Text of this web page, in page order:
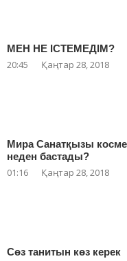
МЕН НЕ ІСТЕМЕДІМ?
20:45 Қаңтар 28, 2018
Мира Санатқызы
неден бастады?
01:16 Қаңтар 28, 2018
Сөз танитын көз керек